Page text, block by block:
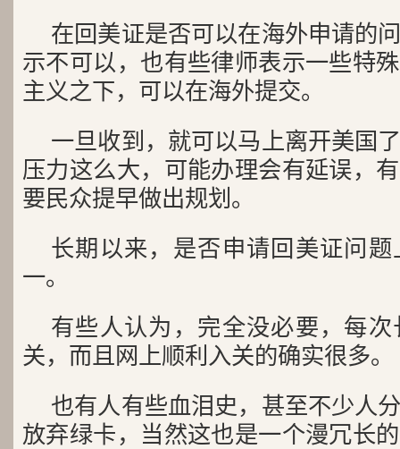
在回美证是否可以在海外申请的
示不可以，也有些律师表示一些特
主义之下，可以在海外提交。
一旦收到，就可以马上离开美国
压力这么大，可能办理会有延误，
要民众提早做出规划。
长期以来，是否申请回美证问
一。
有些人认为，完全没必要，每
关，而且网上顺利入关的确实很多。
也有人有些血泪史，甚至不少人
放弃绿卡，当然这也是一个漫冗长